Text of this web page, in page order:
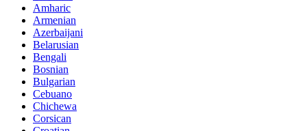
Amharic
Armenian
Azerbaijani
Belarusian
Bengali
Bosnian
Bulgarian
Cebuano
Chichewa
Corsican